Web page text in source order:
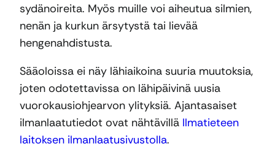
sydänoireita. Myös muille voi aiheutua silmien,
nenän ja kurkun ärsytystä tai lievää
hengenahdistusta.
Sääoloissa ei näy lähiaikoina suuria muutoksia,
joten odotettavissa on lähipäivinä uusia
vuorokausiohjearvon ylityksiä. Ajantasaiset
ilmanlaatutiedot ovat nähtävillä Ilmatieteen
laitoksen ilmanlaatusivustolla.